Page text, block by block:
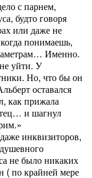
с парнем,
будто говоря
или даже не
понимаешь,
Именно.
уйти. У
Но, что бы он
оставался
как прижала
и шагнул
инквизиторов,
не было никаких
( по крайней мере